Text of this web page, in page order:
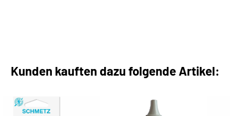
Kunden kauften dazu folgende Artikel: